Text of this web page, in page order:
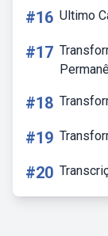
#16 Ultimo
#17
#18
#19
#20